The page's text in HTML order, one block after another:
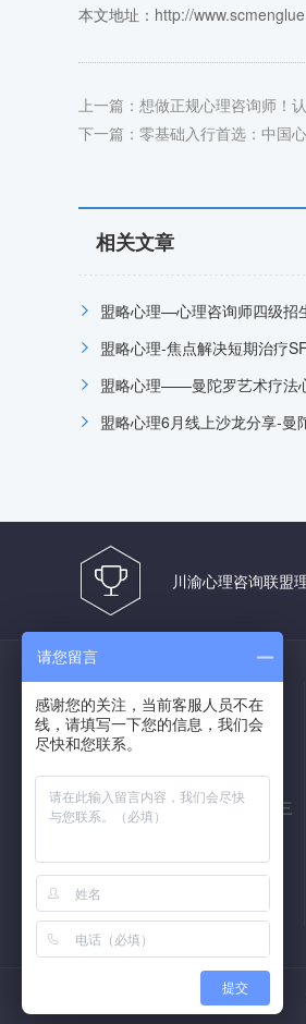
本文地址：http://
上一篇： 想做正规心理咨询师！
下一篇： 零基础入行首选：中国
相关文章
盟略心理—心理咨询师四级招
盟略心理-焦点解决短期治疗
盟略心理——曼陀罗艺术疗法
盟略心理6月线上沙龙分享-曼
川渝心理咨询联盟
联系我们
手机：18982037212
座机：028-85462251
地址：成都市金牛区一环路北三
请您留言
感谢您的关注，当前客服人员不在
线，请填写一下您的信息，我们会
尽快和您联系。
提交